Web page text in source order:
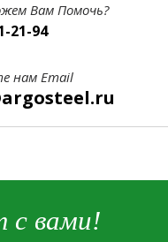
Вам Помочь?
21-94
нам Email
с вами!